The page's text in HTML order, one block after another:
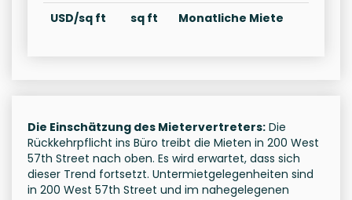
USD/sq ft sq ft Monatliche Miete
Die Einschätzung des Mietervertreters: Die
Rückkehrpflicht ins Büro treibt die Mieten in 200 West
57th Street nach oben. Es wird erwartet, dass sich
dieser Trend fortsetzt. Untermietgelegenheiten sind
in 200 West 57th Street und im nahegelegenen